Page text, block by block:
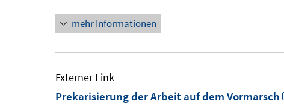
mehr Informationen
Externer Link
Prekarisierung der Arbeit auf dem Vormarsch